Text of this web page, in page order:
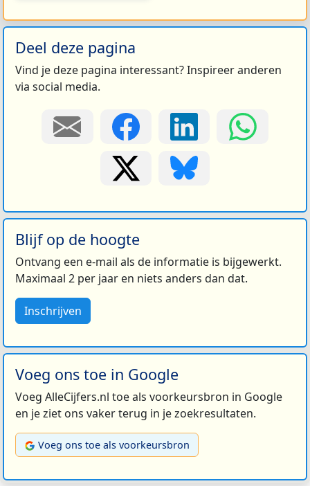
Deel deze pagina
Vind je deze pagina interessant? Inspireer anderen
via social media.
Blijf op de hoogte
Ontvang een e-mail als de informatie is bijgewerkt.
Maximaal 2 per jaar en niets anders dan dat.
Inschrijven
Voeg ons toe in Google
Voeg AlleCijfers.nl toe als voorkeursbron in Google
en je ziet ons vaker terug in je zoekresultaten.
Voeg ons toe als voorkeursbron